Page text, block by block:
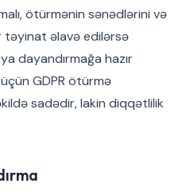
ötürmənin sənədlərini və
təyinat əlavə edilərsə
dayandırmağa hazır
üçün GDPR ötürmə
sadədir, lakin diqqətlilik